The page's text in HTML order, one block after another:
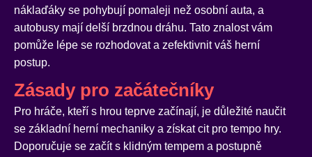
náklaďáky se pohybují pomaleji než osobní auta, a
autobusy mají delší brzdnou dráhu. Tato znalost vám
pomůže lépe se rozhodovat a zefektivnit váš herní
postup.
Zásady pro začátečníky
Pro hráče, kteří s hrou teprve začínají, je důležité naučit
se základní herní mechaniky a získat cit pro tempo hry.
Doporučuje se začít s klidným tempem a postupně